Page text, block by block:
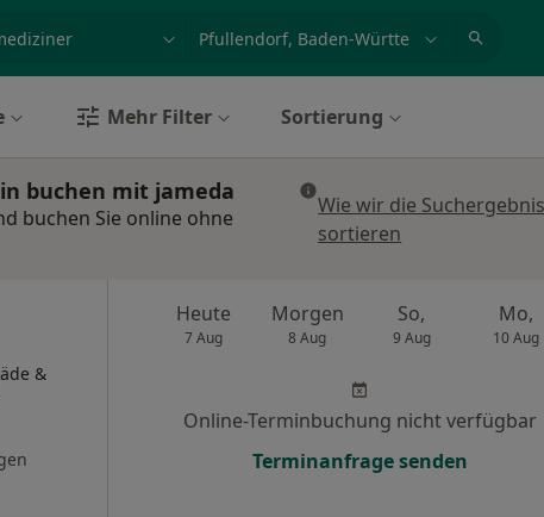
Mehr Filter Sortierung
buchen mit jameda
buchen Sie online ohne
Wie wir die
sortieren
&
Heute
7 Aug
Morgen
8 Aug
So,
9 Aug
Mo,
10 Aug
Online-Terminbuchung nicht verfügbar
Terminanfrage senden